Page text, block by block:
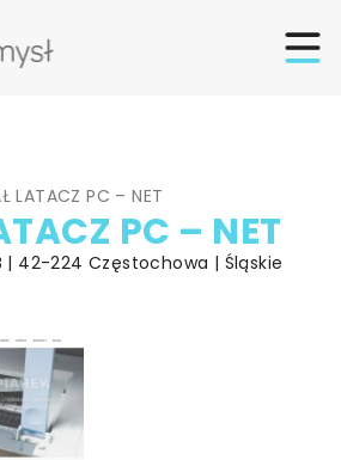
LATACZ PC – NET
PC – NET
| 42-224 Częstochowa | Śląskie